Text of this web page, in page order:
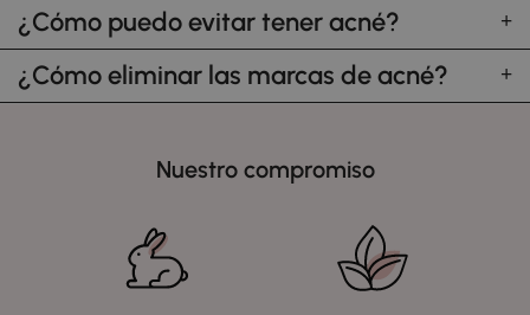
¿Cómo puedo evitar tener acné?
¿Cómo eliminar las marcas de acné?
Nuestro compromiso